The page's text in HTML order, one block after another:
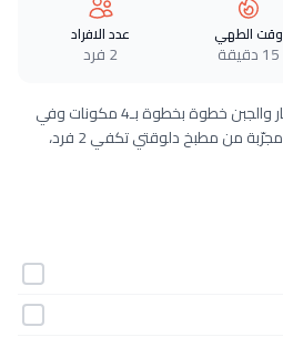
وقت الطهي
15 دقيقة
عدد الافراد
2 فرد
طريقة عمل ساندويتش رول الخيار والجبن خطوة بخطوة بـ4 مكونات وفي
15 دقيقة فقط. وصفة سهلة ومجرّبة من مطبخ دلوقتي تكفي 2 فرد،